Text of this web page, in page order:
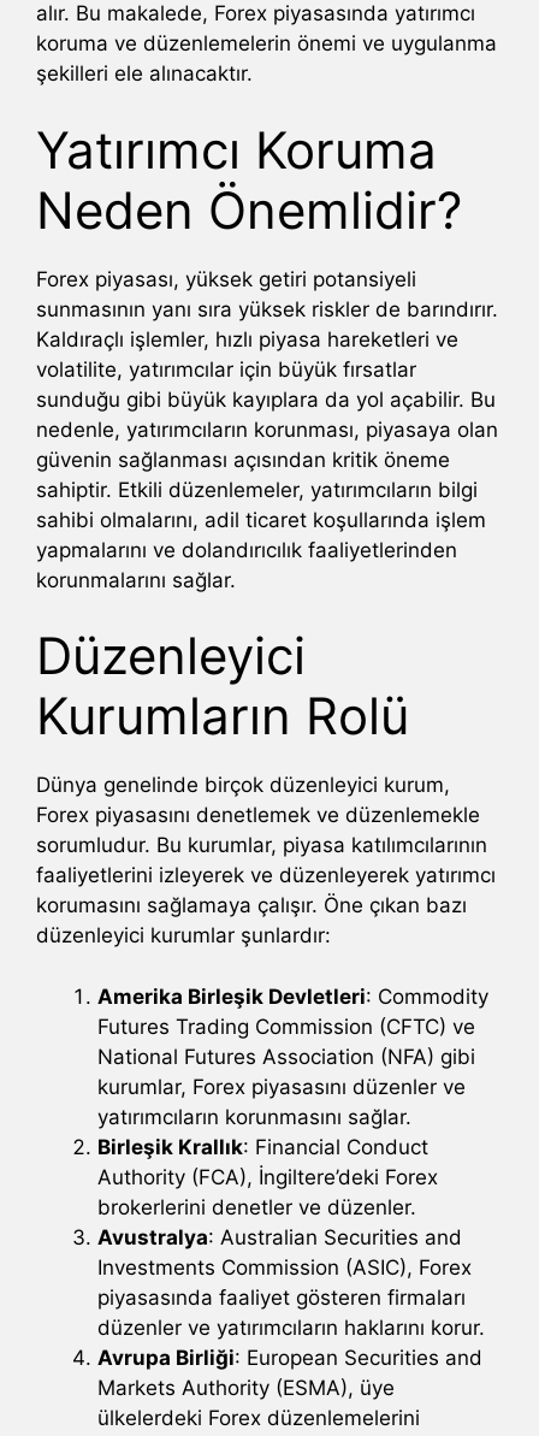
alır. Bu makalede, Forex piyasasında yatırımcı
koruma ve düzenlemelerin önemi ve uygulanma
şekilleri ele alınacaktır.
Yatırımcı Koruma
Neden Önemlidir?
Forex piyasası, yüksek getiri potansiyeli
sunmasının yanı sıra yüksek riskler de barındırır.
Kaldıraçlı işlemler, hızlı piyasa hareketleri ve
volatilite, yatırımcılar için büyük fırsatlar
sunduğu gibi büyük kayıplara da yol açabilir. Bu
nedenle, yatırımcıların korunması, piyasaya olan
güvenin sağlanması açısından kritik öneme
sahiptir. Etkili düzenlemeler, yatırımcıların bilgi
sahibi olmalarını, adil ticaret koşullarında işlem
yapmalarını ve dolandırıcılık faaliyetlerinden
korunmalarını sağlar.
Düzenleyici
Kurumların Rolü
Dünya genelinde birçok düzenleyici kurum,
Forex piyasasını denetlemek ve düzenlemekle
sorumludur. Bu kurumlar, piyasa katılımcılarının
faaliyetlerini izleyerek ve düzenleyerek yatırımcı
korumasını sağlamaya çalışır. Öne çıkan bazı
düzenleyici kurumlar şunlardır:
Amerika Birleşik Devletleri: Commodity
Futures Trading Commission (CFTC) ve
National Futures Association (NFA) gibi
kurumlar, Forex piyasasını düzenler ve
yatırımcıların korunmasını sağlar.
Birleşik Krallık: Financial Conduct
Authority (FCA), İngiltere’deki Forex
brokerlerini denetler ve düzenler.
Avustralya: Australian Securities and
Investments Commission (ASIC), Forex
piyasasında faaliyet gösteren firmaları
düzenler ve yatırımcıların haklarını korur.
Avrupa Birliği: European Securities and
Markets Authority (ESMA), üye
ülkelerdeki Forex düzenlemelerini